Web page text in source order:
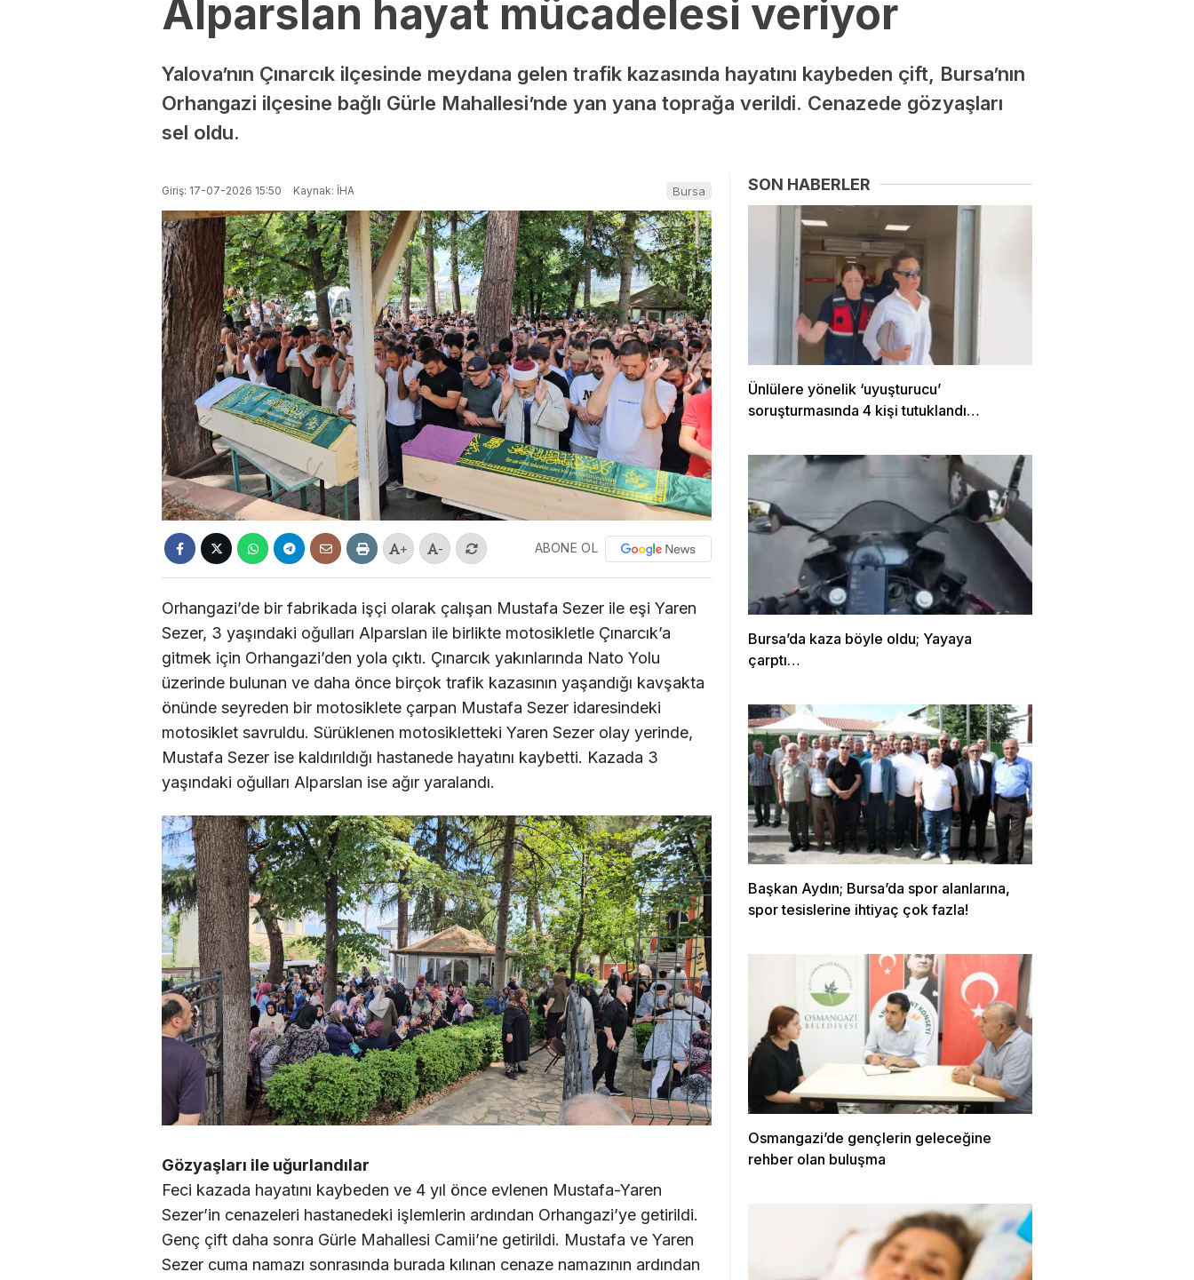
Alparslan hayat mücadelesi veriyor
Yalova’nın Çınarcık ilçesinde meydana gelen trafik kazasında hayatını kaybeden çift, Bursa’nın
Orhangazi ilçesine bağlı Gürle Mahallesi’nde yan yana toprağa verildi. Cenazede gözyaşları
sel oldu.
Giriş: 17-07-2026 15:50 Kaynak: İHA Bursa
+ - ABONE OL
Orhangazi’de bir fabrikada işçi olarak çalışan Mustafa Sezer ile eşi Yaren
Sezer, 3 yaşındaki oğulları Alparslan ile birlikte motosikletle Çınarcık’a
gitmek için Orhangazi’den yola çıktı. Çınarcık yakınlarında Nato Yolu
üzerinde bulunan ve daha önce birçok trafik kazasının yaşandığı kavşakta
önünde seyreden bir motosiklete çarpan Mustafa Sezer idaresindeki
motosiklet savruldu. Sürüklenen motosikletteki Yaren Sezer olay yerinde,
Mustafa Sezer ise kaldırıldığı hastanede hayatını kaybetti. Kazada 3
yaşındaki oğulları Alparslan ise ağır yaralandı.
Gözyaşları ile uğurlandılar
Feci kazada hayatını kaybeden ve 4 yıl önce evlenen Mustafa-Yaren
Sezer’in cenazeleri hastanedeki işlemlerin ardından Orhangazi’ye getirildi.
Genç çift daha sonra Gürle Mahallesi Camii’ne getirildi. Mustafa ve Yaren
Sezer cuma namazı sonrasında burada kılınan cenaze namazının ardından
SON HABERLER
Ünlülere yönelik ‘uyuşturucu’
soruşturmasında 4 kişi tutuklandı…
Bursa’da kaza böyle oldu; Yayaya
çarptı…
Başkan Aydın; Bursa’da spor alanlarına,
spor tesislerine ihtiyaç çok fazla!
Osmangazi’de gençlerin geleceğine
rehber olan buluşma